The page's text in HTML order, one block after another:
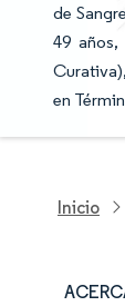
de
49
en
Inicio